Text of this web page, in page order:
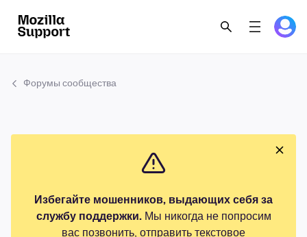
Форумы сообщества
Избегайте мошенников, выдающих себя за
службу поддержки.Мы никогда не попросим
вас позвонить, отправить текстовое